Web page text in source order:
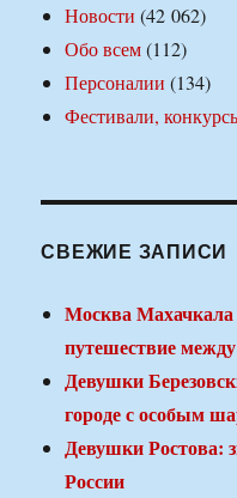
Новости (42 062)
Обо всем(112)
Персоналии (134)
Фестивали,
СВЕЖИЕ ЗАПИСИ
Москва
путешествие
Девушки
городе с особым
Девушки Ростова:
России